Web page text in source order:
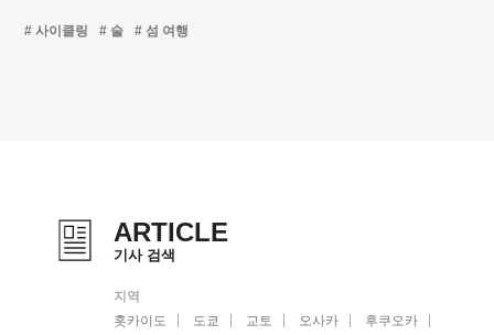
사이클링 술 섬 여행
ARTICLE
기사 검색
지역
홋카이도
도쿄 교토 오사카
후쿠오카